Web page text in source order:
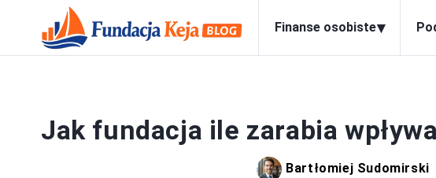
Finanse osobiste▾
Jak fundacja ile zarabia
Bartłomiej Sudomirski